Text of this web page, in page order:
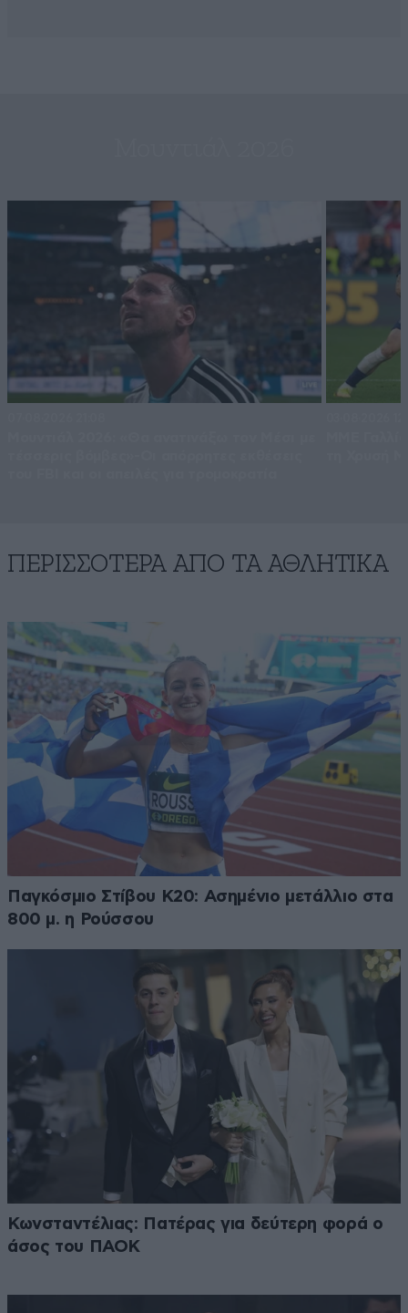
ΠΕΡΙΣΣΟΤΕΡΑ ΑΠΟ ΤA ΑΘΛΗΤΙΚΑ
Παγκόσμιο Στίβου Κ20: Ασημένιο μετάλλιο στα
800 μ. η Ρούσσου
Κωνσταντέλιας: Πατέρας για δεύτερη φορά ο
άσος του ΠΑΟΚ